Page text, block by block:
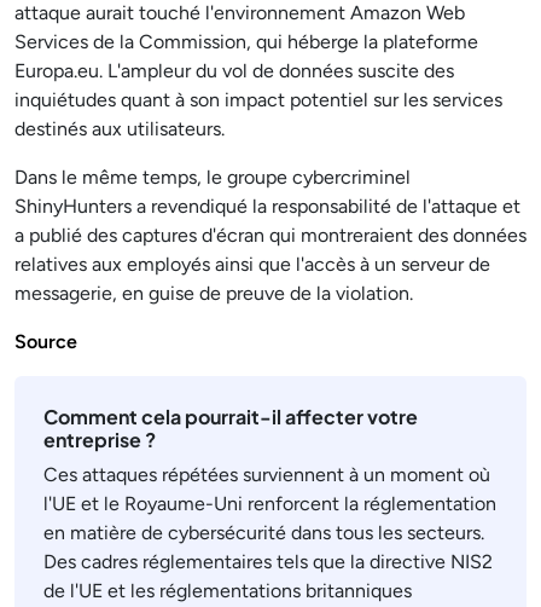
attaque aurait touché l'environnement Amazon Web
Services de la Commission, qui héberge la plateforme
Europa.eu. L'ampleur du vol de données suscite des
inquiétudes quant à son impact potentiel sur les services
destinés aux utilisateurs.
Dans le même temps, le groupe cybercriminel
ShinyHunters a revendiqué la responsabilité de l'attaque et
a publié des captures d'écran qui montreraient des données
relatives aux employés ainsi que l'accès à un serveur de
messagerie, en guise de preuve de la violation.
Source
Comment cela pourrait-il affecter votre
entreprise ?
Ces attaques répétées surviennent à un moment où
l'UE et le Royaume-Uni renforcent la réglementation
en matière de cybersécurité dans tous les secteurs.
Des cadres réglementaires tels que la directive NIS2
de l'UE et les réglementations britanniques